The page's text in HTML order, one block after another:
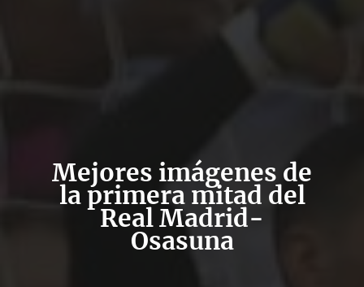
Mejores imágenes de
la primera mitad del
Real Madrid-
Osasuna